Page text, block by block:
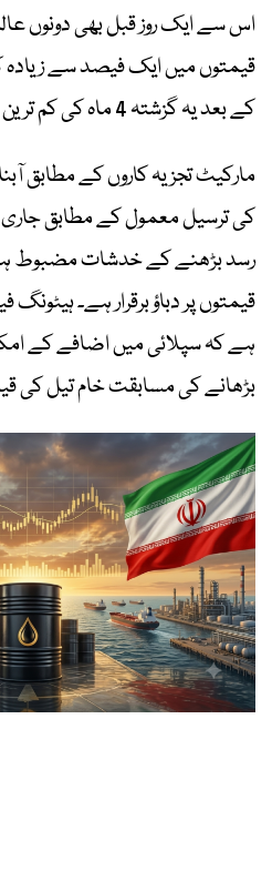
اس سے ایک روز قبل بھی دونوں
قیمتوں میں ایک فیصد سے
کے بعد یہ گزشتہ 4 ماہ کی کم ترین سطح پر پہنچ گئی ہیں۔
مارکیٹ تجزیہ کاروں کے مطابق
کی ترسیل معمول کے مطابق
رسد بڑھنے کے خدشات مضبوط
قیمتوں پر دباؤ برقرار ہے۔ ہیٹونگ
ہے کہ سپلائی میں اضافے کے
بڑھانے کی مسابقت خام تیل کی